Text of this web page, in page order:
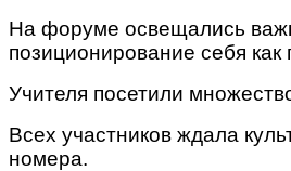
На форуме освещались
позиционирование себя как
Учителя посетили
Всех участников ждала
номера.